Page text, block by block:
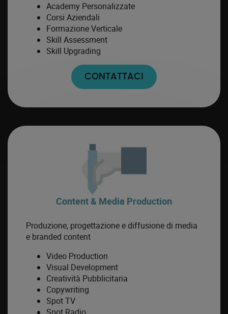
Academy Personalizzate
Corsi Aziendali
Formazione Verticale
Skill Assessment
Skill Upgrading
CONTATTACI
Content & Media Production
Produzione, progettazione e diffusione di media
e branded content
Video Production
Visual Development
Creatività Pubblicitaria
Copywriting
Spot TV